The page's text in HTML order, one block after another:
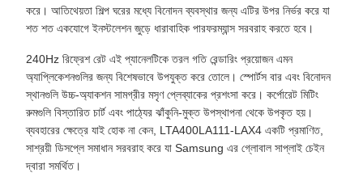
করে। আতিথেয়তা শিল্প ঘরের মধ্যে বিনোদন ব্যবস্থার জন্য এটির উপর নির্ভর করে যা
শত শত একযোগে ইনস্টলেশন জুড়ে ধারাবাহিক পারফরম্যান্স সরবরাহ করতে হবে।
240Hz রিফ্রেশ রেট এই প্যানেলটিকে তরল গতি রেন্ডারিং প্রয়োজন এমন
অ্যাপ্লিকেশনগুলির জন্য বিশেষভাবে উপযুক্ত করে তোলে। স্পোর্টস বার এবং বিনোদন
স্থানগুলি উচ্চ-অ্যাকশন সামগ্রীর মসৃণ প্লেব্যাকের প্রশংসা করে। কর্পোরেট মিটিং
রুমগুলি বিস্তারিত চার্ট এবং পাঠ্যের ঝাঁকুনি-মুক্ত উপস্থাপনা থেকে উপকৃত হয়।
ব্যবহারের ক্ষেত্রে যাই হোক না কেন, LTA400LA111-LAX4 একটি প্রমাণিত,
সাশ্রয়ী ডিসপ্লে সমাধান সরবরাহ করে যা Samsung এর গ্লোবাল সাপ্লাই চেইন
দ্বারা সমর্থিত।